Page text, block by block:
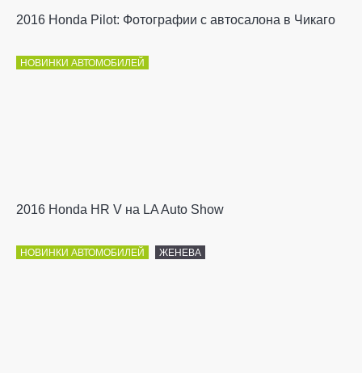
2016 Honda Pilot: Фотографии с автосалона в Чикаго
НОВИНКИ АВТОМОБИЛЕЙ
2016 Honda HR V на LA Auto Show
НОВИНКИ АВТОМОБИЛЕЙ ЖЕНЕВА